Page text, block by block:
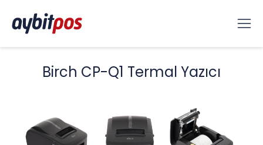
Birch CP-Q1 Termal Yazıcı